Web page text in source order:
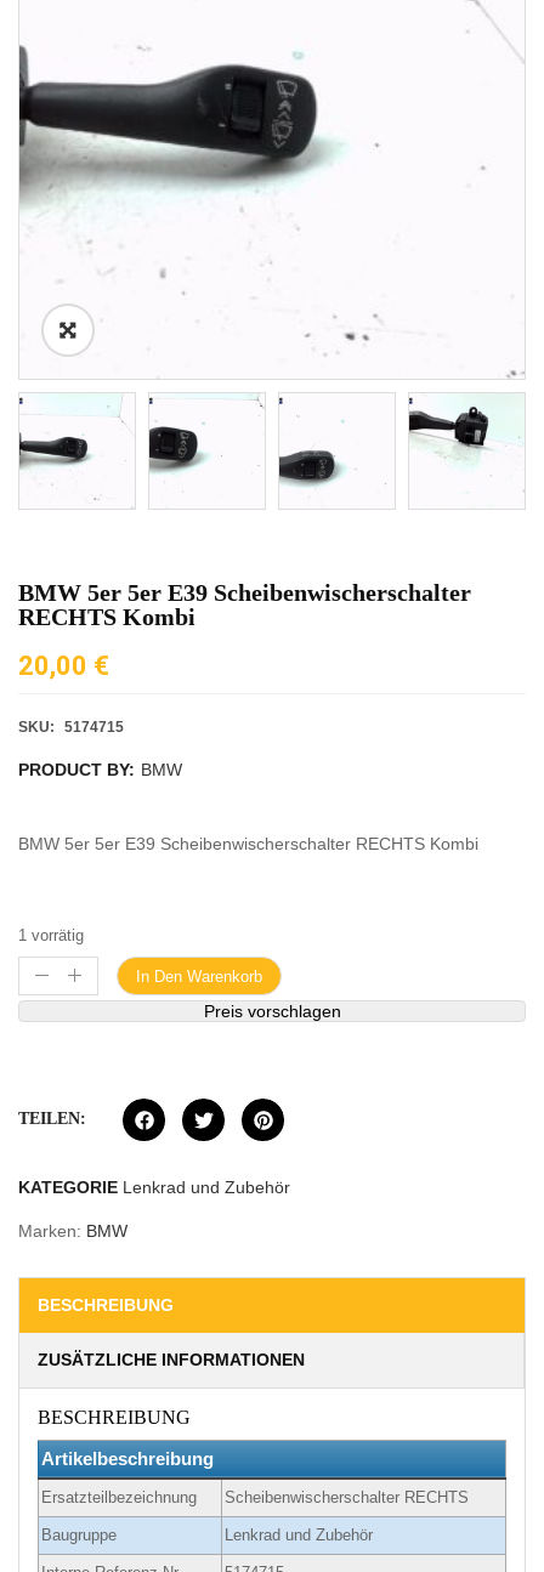
BMW 5er 5er E39 Scheibenwischerschalter
RECHTS Kombi
20,00 €
SKU: 5174715
PRODUCT BY: BMW
BMW 5er 5er E39 Scheibenwischerschalter RECHTS Kombi
1 vorrätig
In Den Warenkorb
Preis vorschlagen
TEILEN:
KATEGORIE Lenkrad und Zubehör
Marken: BMW
BESCHREIBUNG
ZUSÄTZLICHE INFORMATIONEN
BESCHREIBUNG
Artikelbeschreibung
Ersatzteilbezeichnung Scheibenwischerschalter RECHTS
Baugruppe Lenkrad und Zubehör